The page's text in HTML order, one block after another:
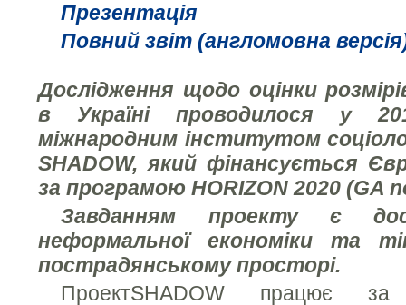
Презентація
Повний звіт (англомовна
Дослідження щодо оцінки
в Україні проводилося у
міжнародним інститутом
SHADOW, якийфінансується
за програмою HORIZON 2020 (GA
Завданням проекту є
неформальної економіки та
пострадянському просторі.
ПроектSHADOW працює